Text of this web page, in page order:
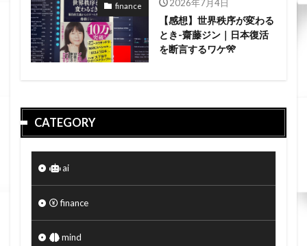
finance 2026年7月4日
【感想】世界秩序が変わる
とき-齋藤ジン｜日本復活
を断言するワケ🎌
CATEGORY
ai
finance
mind